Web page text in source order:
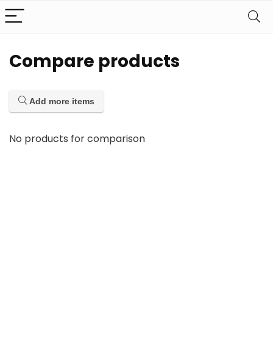
Compare products
Add more items
No products for comparison